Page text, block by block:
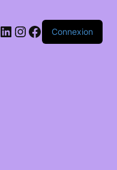
LinkedIn
Instagram
Facebook
Connexion